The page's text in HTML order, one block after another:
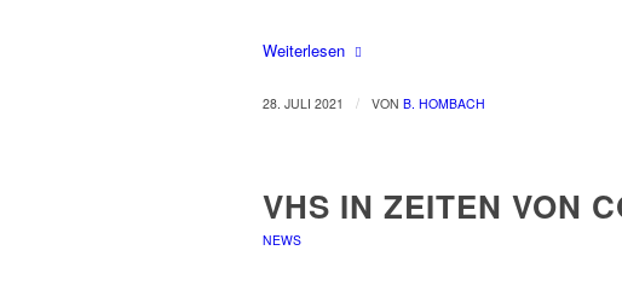
Weiterlesen
28. JULI 2021 / VON B. HOMBACH
VHS IN ZEITEN VON
NEWS